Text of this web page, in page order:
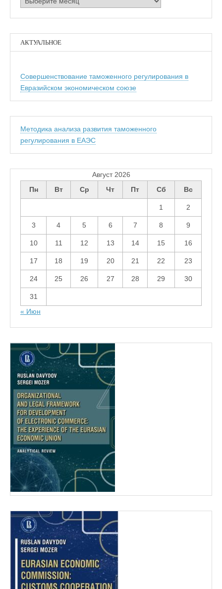
АКТУАЛЬНОЕ
Совершенствование таможенного регулирования в
Евразийском экономическом союзе
Методика анализа развития таможенного
регулирования в ЕАЭС
Август 2026
Пн
Вт Ср Чт Пт Сб Вс
1 2
3 4 5 6 7 8 9
10 11 12 13 14 15 16
17 18 19 20 21 22 23
24 25 26 27 28 29 30
31
« Июн